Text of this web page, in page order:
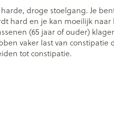
droge stoelgang. Je
hard en je kan moeilijk naar
(65 jaar of ouder)
vaker last van
tot constipatie.